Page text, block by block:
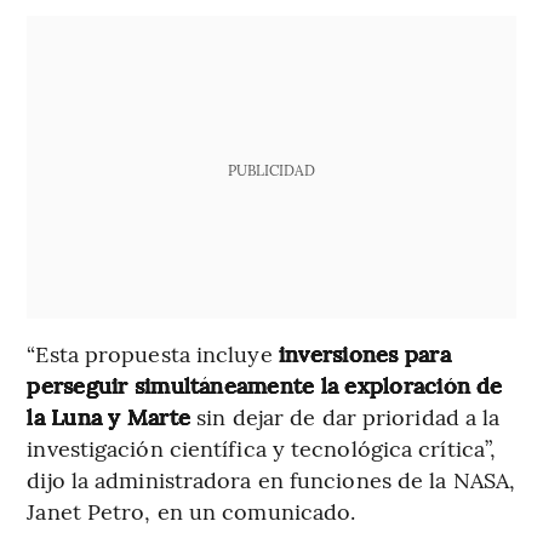
PUBLICIDAD
“Esta propuesta incluye inversiones para
perseguir simultáneamente la exploración de
la Luna y Marte sin dejar de dar prioridad a la
investigación científica y tecnológica crítica”,
dijo la administradora en funciones de la NASA,
Janet Petro, en un comunicado.